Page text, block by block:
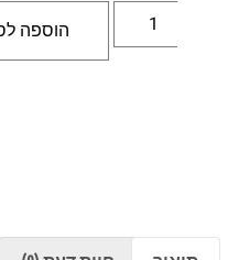
הוספה